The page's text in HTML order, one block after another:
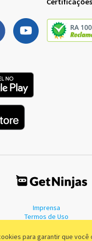
para garantir que você
Imprensa
Termos de Uso